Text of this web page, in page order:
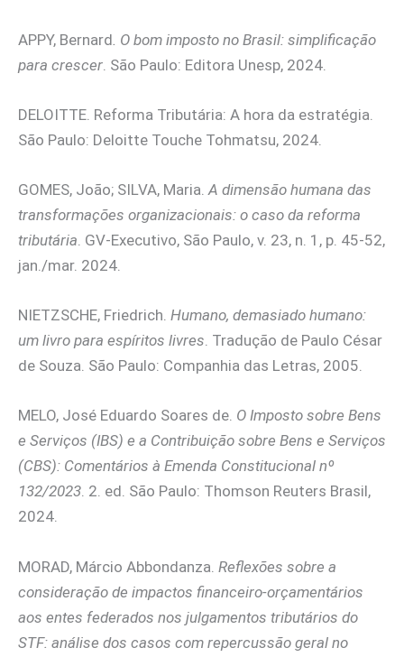
APPY, Bernard . O bom imposto no Brasil: simplificação
para crescer . São Paulo: Editora Unesp, 2024.
DELOITTE. Reforma Tributária: A hora da estratégia.
São Paulo: Deloitte Touche Tohmatsu, 2024.
GOMES, João; SILVA, Maria.A dimensão humana das
transformações organizacionais: o caso da reforma
tributária. GV-Executivo, São Paulo, v. 23, n. 1, p. 45-52,
jan./mar. 2024.
NIETZSCHE, Friedrich. Humano, demasiado humano:
um livro para espíritos livres. Tradução de Paulo César
de Souza. São Paulo: Companhia das Letras, 2005.
MELO, José Eduardo Soares de. O Imposto sobre Bens
e Serviços (IBS) e a Contribuição sobre Bens e Serviços
(CBS): Comentários à Emenda Constitucional nº
132/2023. 2. ed. São Paulo: Thomson Reuters Brasil,
2024.
MORAD, Márcio Abbondanza. Reflexões sobre a
consideração de impactos financeiro-orçamentários
aos entes federados nos julgamentos tributários do
STF: análise dos casos com repercussão geral no